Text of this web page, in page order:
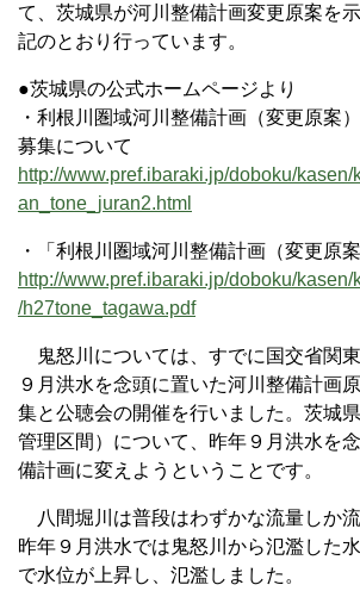
て、茨城県が河川整備計画変更原案を
記のとおり行っています。
●茨城県の公式ホームページより
・利根川圏域河川整備計画（変更原案
募集について
http://www.pref.ibaraki.jp/doboku/kasen/
an_tone_juran2.html
・「利根川圏域河川整備計画（変更原案
http://www.pref.ibaraki.jp/doboku/
/h27tone_tagawa.pdf
鬼怒川については、すでに国交省関
９月洪水を念頭に置いた河川整備計画
集と公聴会の開催を行いました。茨城
管理区間）について、昨年９月洪水を
備計画に変えようということです。
八間堀川は普段はわずかな流量しか流
昨年９月洪水では鬼怒川から氾濫した
で水位が上昇し、氾濫しました。